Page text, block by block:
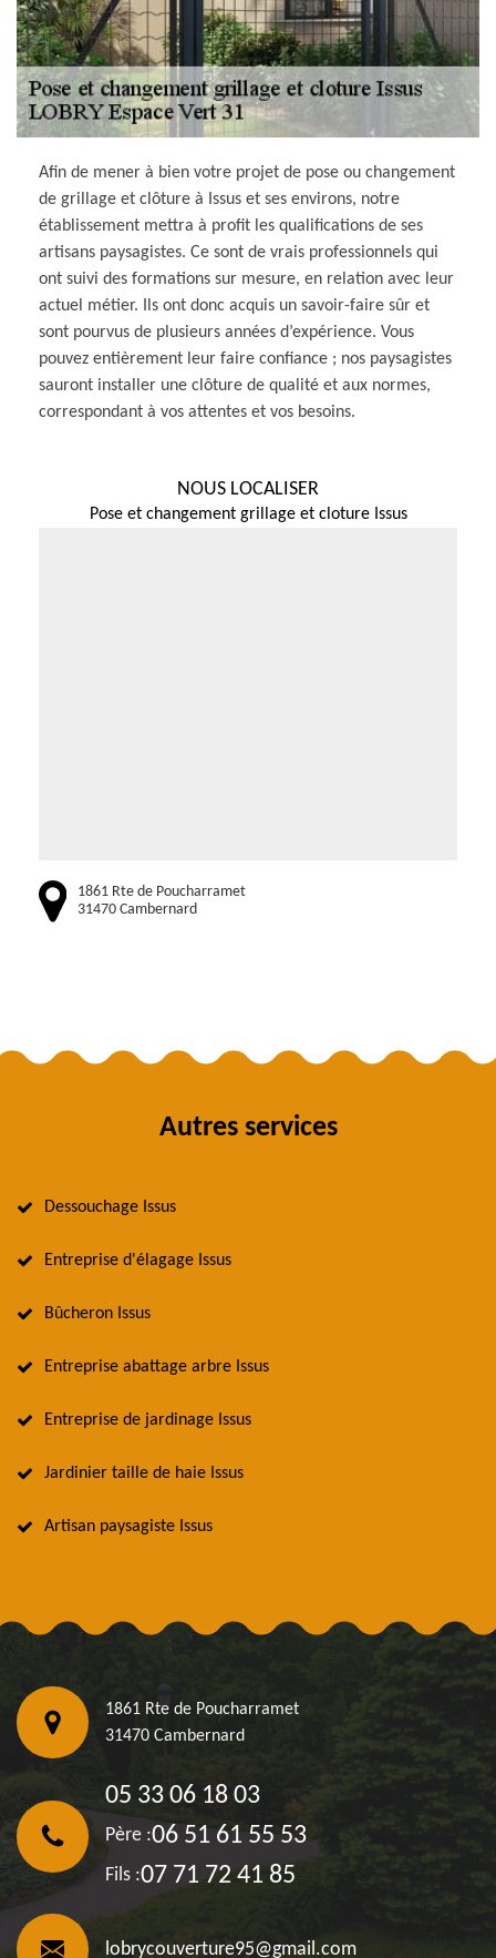
Afin de mener à bien votre projet de pose ou changement
de grillage et clôture à Issus et ses environs, notre
établissement mettra à profit les qualifications de ses
artisans paysagistes. Ce sont de vrais professionnels qui
ont suivi des formations sur mesure, en relation avec leur
actuel métier. Ils ont donc acquis un savoir-faire sûr et
sont pourvus de plusieurs années d’expérience. Vous
pouvez entièrement leur faire confiance ; nos paysagistes
sauront installer une clôture de qualité et aux normes,
correspondant à vos attentes et vos besoins.
NOUS LOCALISER
Pose et changement grillage et cloture Issus
1861 Rte de Poucharramet
31470 Cambernard
Autres services
Dessouchage Issus
Entreprise d'élagage Issus
Bûcheron Issus
Entreprise abattage arbre Issus
Entreprise de jardinage Issus
Jardinier taille de haie Issus
Artisan paysagiste Issus
1861 Rte de Poucharramet
31470 Cambernard
05 33 06 18 03
Père :06 51 61 55 53
Fils :07 71 72 41 85
lobrycouverture95@gmail.com